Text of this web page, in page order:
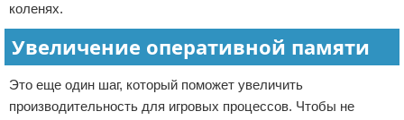
коленях.
Увеличение оперативной памяти
Это еще один шаг, который поможет увеличить
производительность для игровых процессов. Чтобы не